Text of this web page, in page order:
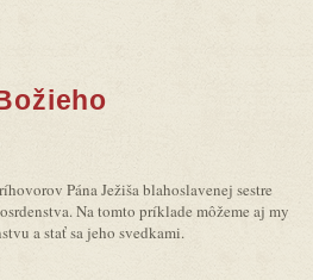
Pána Ježiša blahoslavenej sestre
Na tomto príklade môžeme aj my
a stať sa jeho svedkami.